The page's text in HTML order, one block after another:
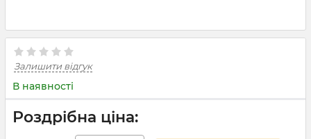
Залишити відгук
В наявності
Роздрібна ціна: